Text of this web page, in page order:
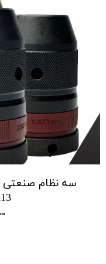
سه نظام صنعتی